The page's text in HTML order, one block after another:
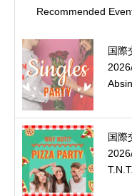
Recommended
国際
国際